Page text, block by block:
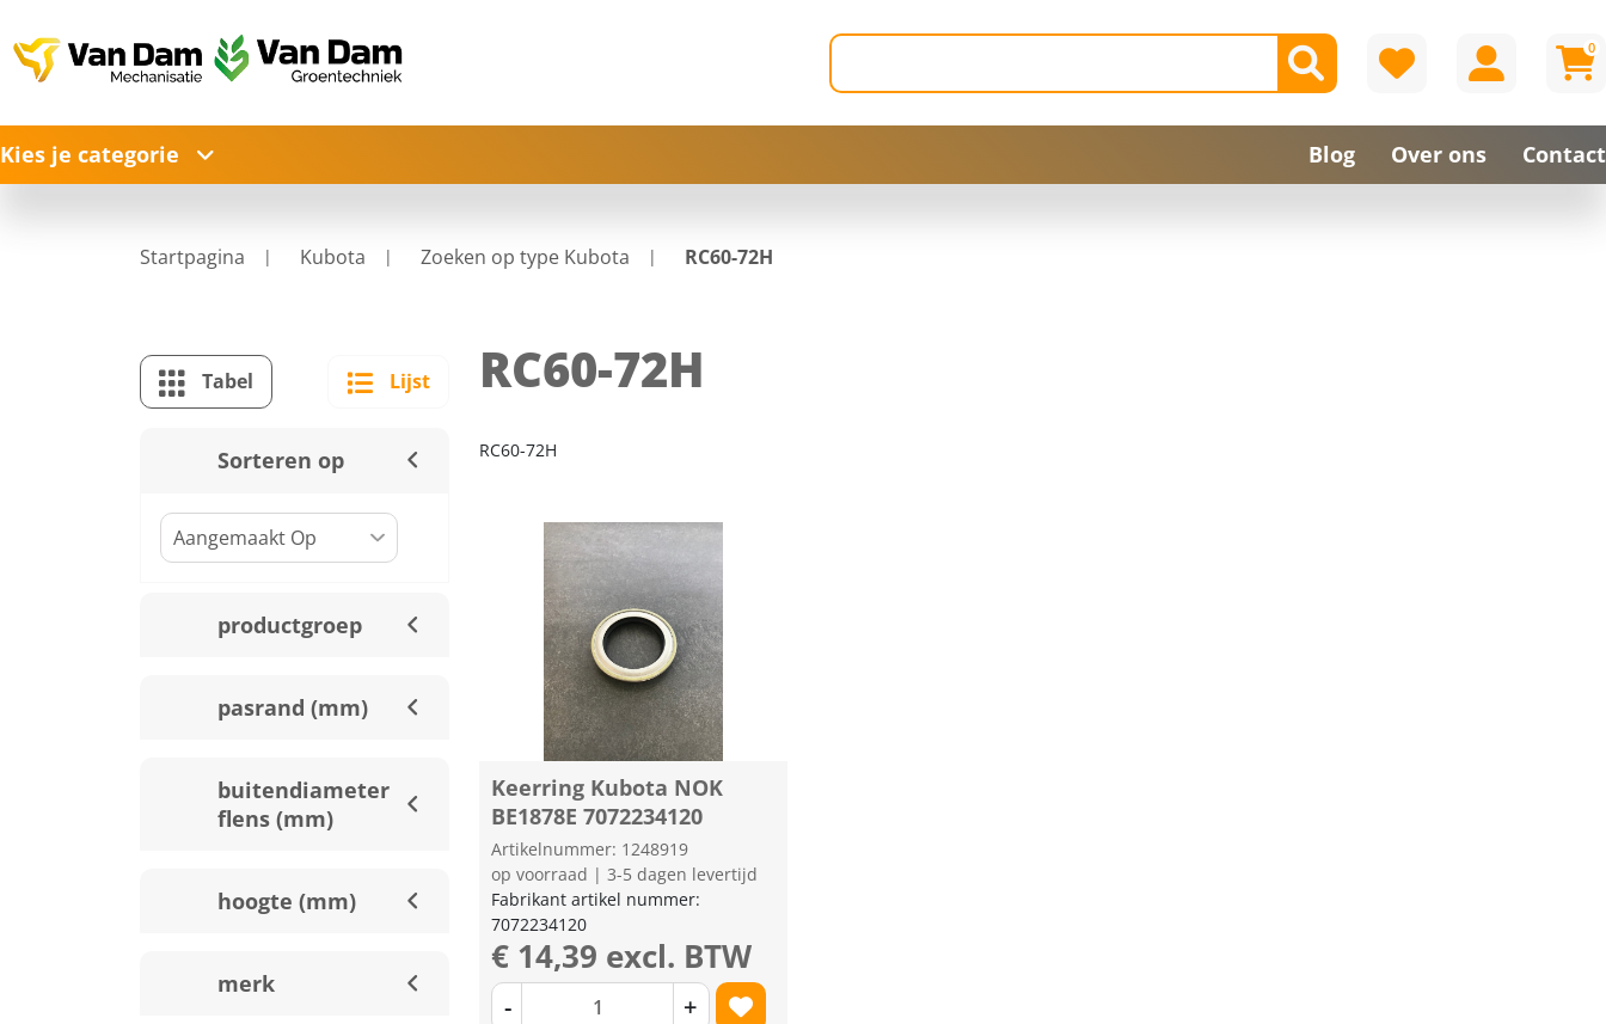
0
Kies je categorie Blog Over ons Contact
Startpagina Kubota Zoeken op type Kubota RC60-72H
Tabel Lijst
Sorteren op
productgroep
pasrand (mm)
buitendiameter
flens (mm)
hoogte (mm)
merk
RC60-72H
RC60-72H
Keerring Kubota NOK
BE1878E 7072234120
Artikelnummer: 1248919
op voorraad | 3-5 dagen levertijd
Fabrikant artikel nummer:
7072234120
€ 14,39 excl. BTW
- +